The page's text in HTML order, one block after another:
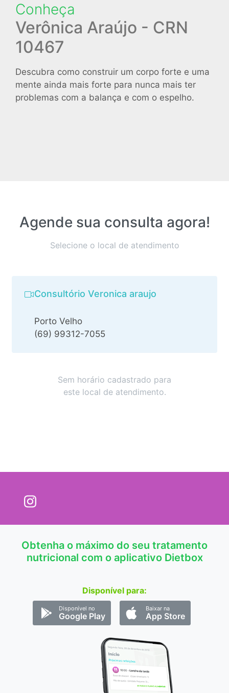
Conheça
Verônica Araújo - CRN
10467
Descubra como construir um corpo forte e uma
mente ainda mais forte para nunca mais ter
problemas com a balança e com o espelho.
Agende sua consulta agora!
Selecione o local de atendimento
Consultório Veronica araujo
Porto Velho
(69) 99312-7055
Sem horário cadastrado para
este local de atendimento.
Obtenha o máximo do seu tratamento
nutricional com o aplicativo Dietbox
Disponível para:
Disponível no
Google Play
Baixar na
App Store